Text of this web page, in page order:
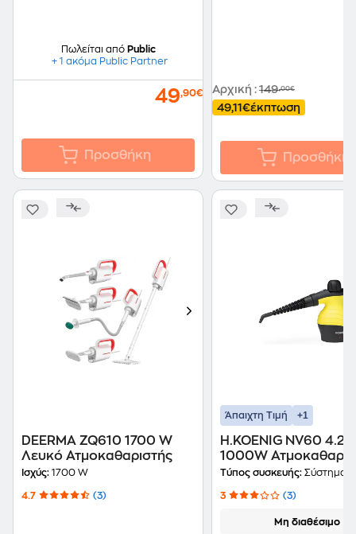
Πωλείται από Public
+ 1 ακόμα Public Partner
49,90€
Προσθήκη
Αρχική : 149,00€
49,11€έκπτωση
Προσθήκη
DEERMA ZQ610 1700 W
Λευκό Ατμοκαθαριστής
Ισχύς: 1700 W
4.7 (3)
Άπαιχτη Τιμή +1
H.KOENIG NV60 4.2
1000W
Χειρός
Τύπος συσκευής: Σύστημα
3 (3)
Μη διαθέσιμο